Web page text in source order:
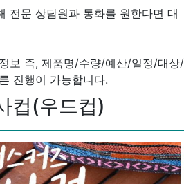
전문 상담원과 통화를 원한다면 대
보 즉, 제품명/수량/예산/일정/대상/
진행이 가능합니다.
컵(우드컵)